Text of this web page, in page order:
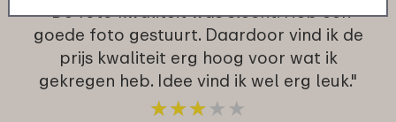
"De foto kwaliteit was slecht. Heb een
goede foto gestuurt. Daardoor vind ik de
prijs kwaliteit erg hoog voor wat ik
gekregen heb. Idee vind ik wel erg leuk."
★★★ ★ ★
★★★ ★ ★